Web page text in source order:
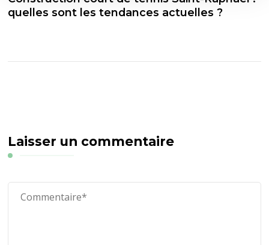
quelles sont les tendances actuelles ?
Laisser un commentaire